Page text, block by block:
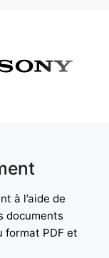
à l’aide de
documents
format PDF et